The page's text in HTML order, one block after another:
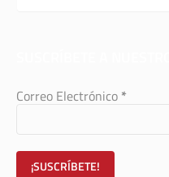
Correo Electrónico *